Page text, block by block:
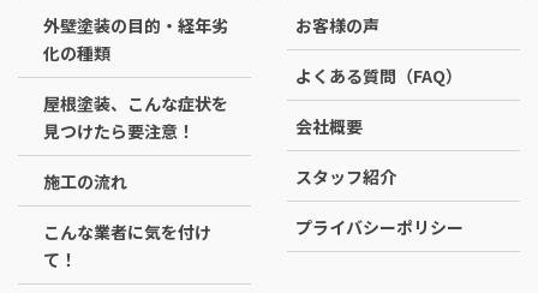
外壁塗装の目的・経年劣
化の種類
屋根塗装、こんな症状を
見つけたら要注意！
施工の流れ
こんな業者に気を付け
て！
お客様の声
よくある質問（FAQ）
会社概要
スタッフ紹介
プライバシーポリシー